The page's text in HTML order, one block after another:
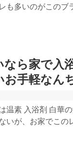
も多いのがこのブ
ら家で入
お手軽なん
温素 入浴剤 白華
いが、お家でこの